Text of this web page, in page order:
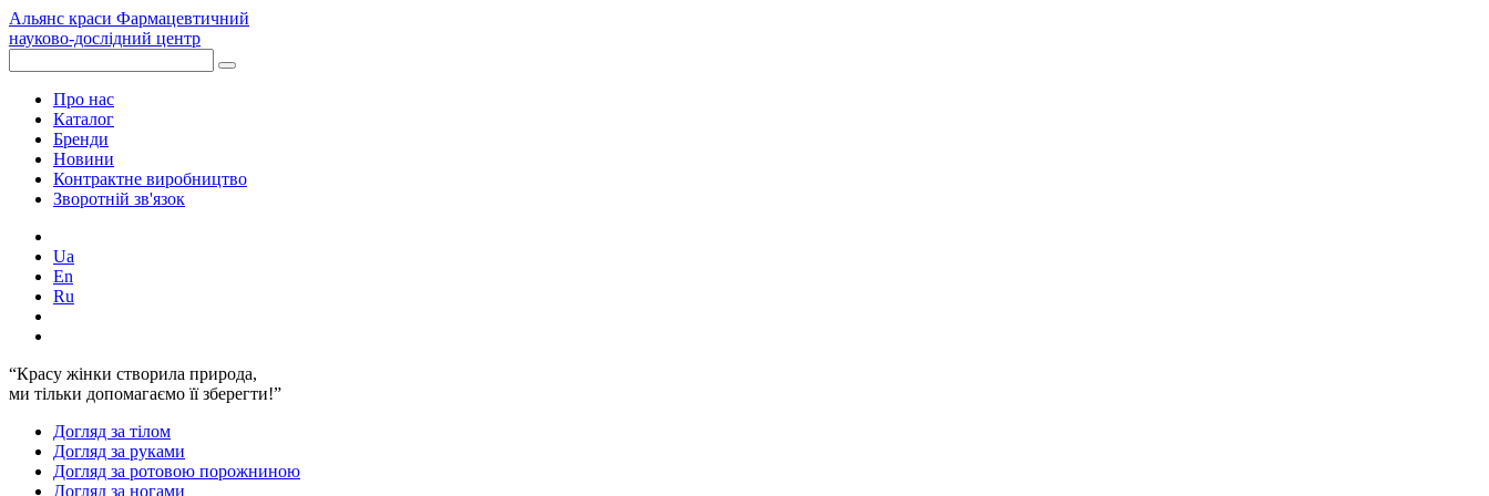
Альянс краси Фармацевтичний
науково-дослідний центр
Про нас
Каталог
Бренди
Новини
Контрактне виробництво
Зворотній зв'язок
Ua
En
Ru
“Красу жінки створила природа,
ми тільки допомагаємо її зберегти!”
Догляд за тілом
Догляд за руками
Догляд за ротовою порожниною
Догляд за ногами